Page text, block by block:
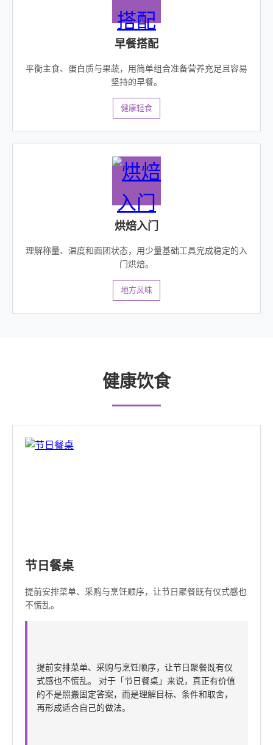
早餐搭配
平衡主食、蛋白质与果蔬，用简单组合准备营养充足且容易
坚持的早餐。
健康轻食
烘焙入门
理解称量、温度和面团状态，用少量基础工具完成稳定的入
门烘焙。
地方风味
健康饮食
节日餐桌
提前安排菜单、采购与烹饪顺序，让节日聚餐既有仪式感也
不慌乱。
提前安排菜单、采购与烹饪顺序，让节日聚餐既有仪
式感也不慌乱。 对于「节日餐桌」来说，真正有价值
的不是照搬固定答案，而是理解目标、条件和取舍，
再形成适合自己的做法。